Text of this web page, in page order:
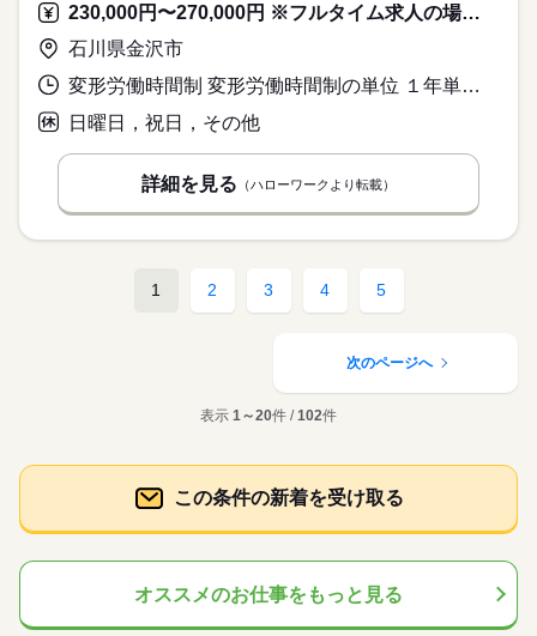
230,000円〜270,000円 ※フルタイム求人の場合は月額（換算額）、パート求人の場合は時間額を表示しています。
石川県金沢市
変形労働時間制 変形労働時間制の単位 １年単位 就業時間１ 8時20分〜17時40分
日曜日，祝日，その他
詳細を見る （ハローワークより転載）
1 2 3 4 5
次のページへ
表示 1～20件 /102件
この条件の新着を受け取る
オススメのお仕事をもっと見る